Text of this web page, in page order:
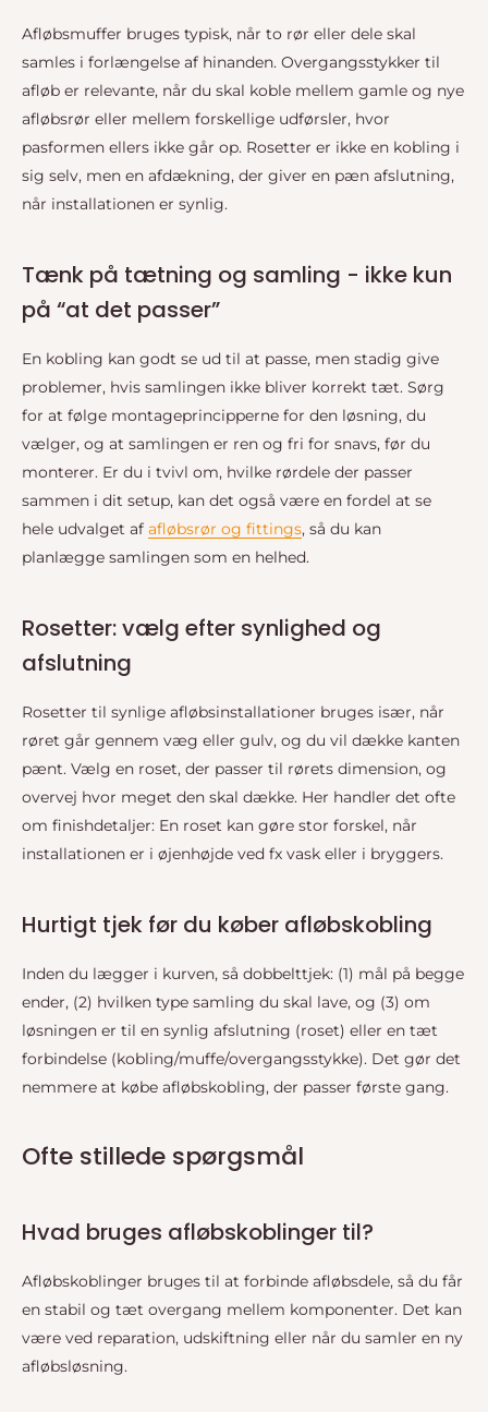
Afløbsmuffer bruges typisk, når to rør eller dele skal
samles i forlængelse af hinanden. Overgangsstykker til
afløb er relevante, når du skal koble mellem gamle og nye
afløbsrør eller mellem forskellige udførsler, hvor
pasformen ellers ikke går op. Rosetter er ikke en kobling i
sig selv, men en afdækning, der giver en pæn afslutning,
når installationen er synlig.
Tænk på tætning og samling - ikke kun
på “at det passer”
En kobling kan godt se ud til at passe, men stadig give
problemer, hvis samlingen ikke bliver korrekt tæt. Sørg
for at følge montageprincipperne for den løsning, du
vælger, og at samlingen er ren og fri for snavs, før du
monterer. Er du i tvivl om, hvilke rørdele der passer
sammen i dit setup, kan det også være en fordel at se
hele udvalget af afløbsrør og fittings, så du kan
planlægge samlingen som en helhed.
Rosetter: vælg efter synlighed og
afslutning
Rosetter til synlige afløbsinstallationer bruges især, når
røret går gennem væg eller gulv, og du vil dække kanten
pænt. Vælg en roset, der passer til rørets dimension, og
overvej hvor meget den skal dække. Her handler det ofte
om finishdetaljer: En roset kan gøre stor forskel, når
installationen er i øjenhøjde ved fx vask eller i bryggers.
Hurtigt tjek før du køber afløbskobling
Inden du lægger i kurven, så dobbelttjek: (1) mål på begge
ender, (2) hvilken type samling du skal lave, og (3) om
løsningen er til en synlig afslutning (roset) eller en tæt
forbindelse (kobling/muffe/overgangsstykke). Det gør det
nemmere at købe afløbskobling, der passer første gang.
Ofte stillede spørgsmål
Hvad bruges afløbskoblinger til?
Afløbskoblinger bruges til at forbinde afløbsdele, så du får
en stabil og tæt overgang mellem komponenter. Det kan
være ved reparation, udskiftning eller når du samler en ny
afløbsløsning.